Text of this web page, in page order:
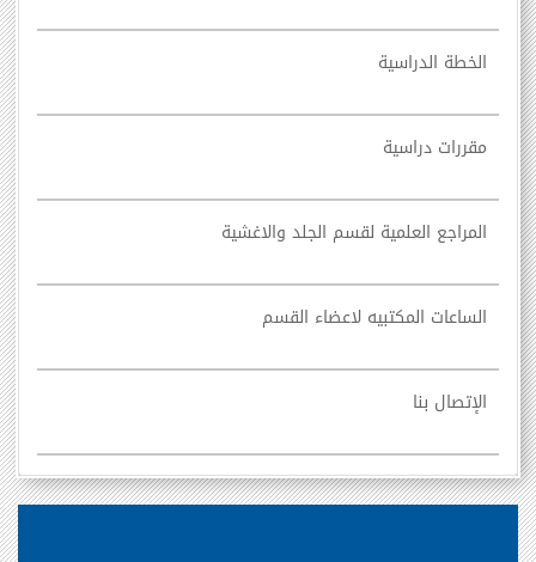
الخطة الدراسية
مقررات دراسية
المراجع العلمية لقسم الجلد والاغشية
الساعات المكتبيه لاعضاء القسم
الإتصال بنا